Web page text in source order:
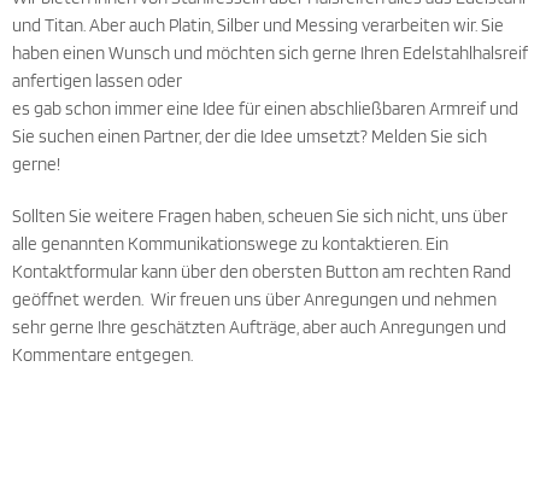
und Titan. Aber auch Platin, Silber und Messing verarbeiten wir. Sie
haben einen Wunsch und möchten sich gerne Ihren Edelstahlhalsreif
anfertigen lassen oder
es gab schon immer eine Idee für einen abschließbaren Armreif und
Sie suchen einen Partner, der die Idee umsetzt? Melden Sie sich
gerne!
Sollten Sie weitere Fragen haben, scheuen Sie sich nicht, uns über
alle genannten Kommunikationswege zu kontaktieren. Ein
Kontaktformular kann über den obersten Button am rechten Rand
geöffnet werden. Wir freuen uns über Anregungen und nehmen
sehr gerne Ihre geschätzten Aufträge, aber auch Anregungen und
Kommentare entgegen.